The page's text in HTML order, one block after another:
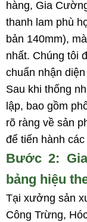
hàng, Gia
thanh lam phù
bản 140mm),
nhất. Chúng tôi
chuẩn nhận
Sau khi thống
lập, bao gồm
rõ ràng về sản
để tiến hành
Bước 2:
bảng hiệu
Tại xưởng sản
Công Trừng,